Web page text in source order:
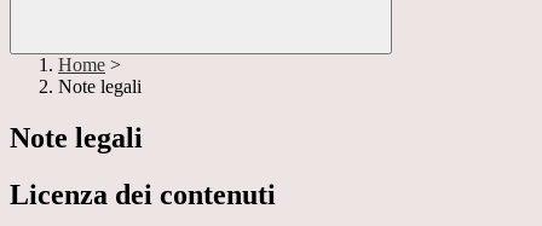
Home >
Note legali
Note legali
Licenza dei contenuti